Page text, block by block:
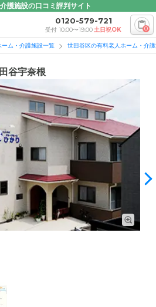
護施設の口コミ評判サイト
0120-579-721
受付 10:00〜19:00土日祝OK 0
ム・介護施設一覧 世田谷区の有料老人ホーム・介
谷宇奈根
うことなくお越しいただけます。